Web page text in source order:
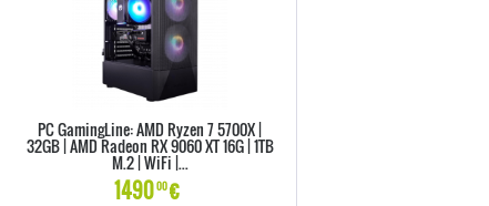
PC GamingLine: AMD Ryzen 7 5700X |
32GB | AMD Radeon RX 9060 XT 16G | 1TB
M.2 | WiFi |...
149000€